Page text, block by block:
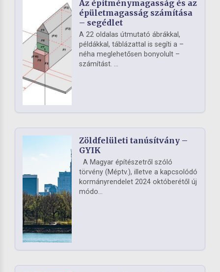
Az építménymagasság és az
épületmagasság számítása
– segédlet
A 22 oldalas útmutató ábrákkal,
példákkal, táblázattal is segíti a –
néha meglehetősen bonyolult –
számítást. ...
Zöldfelületi tanúsítvány –
GYIK
A Magyar építészetről szóló
törvény (Méptv.), illetve a kapcsolódó
kormányrendelet 2024 októberétől új
módo...